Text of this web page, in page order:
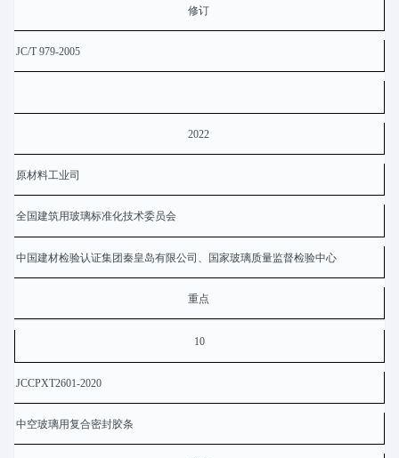
修订
JC/T 979-2005
2022
原材料工业司
全国建筑用玻璃标准化技术委员会
中国建材检验认证集团秦皇岛有限公司、国家玻璃质量监督检验中心
重点
10
JCCPXT2601-2020
中空玻璃用复合密封胶条